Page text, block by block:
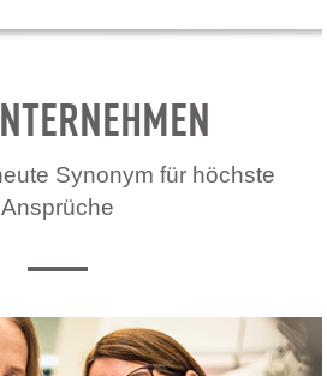
Synonym für höchste
Ansprüche